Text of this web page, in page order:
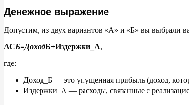
Денежное выражение
Допустим, из двух вариантов «А» и «Б» вы выбрали
АСБ=ДоходБ+Издержки_А,
где:
Доход_Б — это упущенная прибыль (доход,
Издержки_А — расходы, связанные с